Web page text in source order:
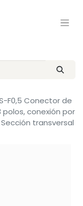
F0,5 Conector de
conexión por
transversal